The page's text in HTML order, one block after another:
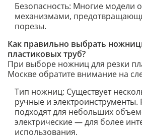
Безопасность: Многие модели
механизмами,
порезы.
Как правильно выбрать
пластиковых труб?
При выборе ножниц для резки
Москве обратите внимание на
Тип ножниц: Существует
ручные и
подходят для небольших
электрические — для более
использования.